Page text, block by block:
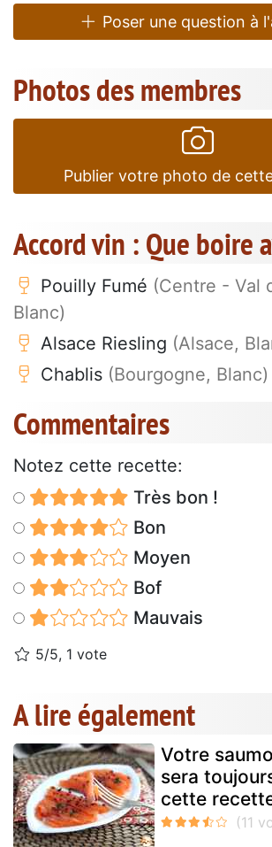
Poser une question à
Photos des membres
Publier votre photo de
Accord vin : Que boire
Pouilly Fumé (Centre - Val
Blanc)
Alsace Riesling (Alsace,
Chablis (Bourgogne, Blanc)
Commentaires
Notez cette recette:
Très bon !
Bon
Moyen
Bof
Mauvais
5/5, 1 vote
A lire également
Votre
sera
cette